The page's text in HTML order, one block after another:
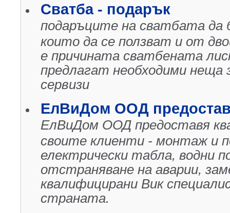
Сватба - подарък
подаръците на сватбата да
които да се ползват и от
е причината сватбената
предлагат необходими неща
сервизи
ЕлВиДом ООД
ЕлВиДом ООД предоставя
своите клиенти - монтаж и
електрически табла, водни
отстраняване на аварии,
квалифицирани Вик
страната.